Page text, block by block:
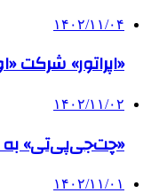
۱۴۰۲/۱۱/۰۴
«اپراتور» شرکت
۱۴۰۲/۱۱/۰۲
«چت‌جی‌پی‌تی»
۱۴۰۲/۱۱/۰۱